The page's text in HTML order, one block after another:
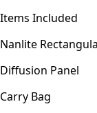
Items Included
Nanlite
Diffusion Panel
Carry Bag